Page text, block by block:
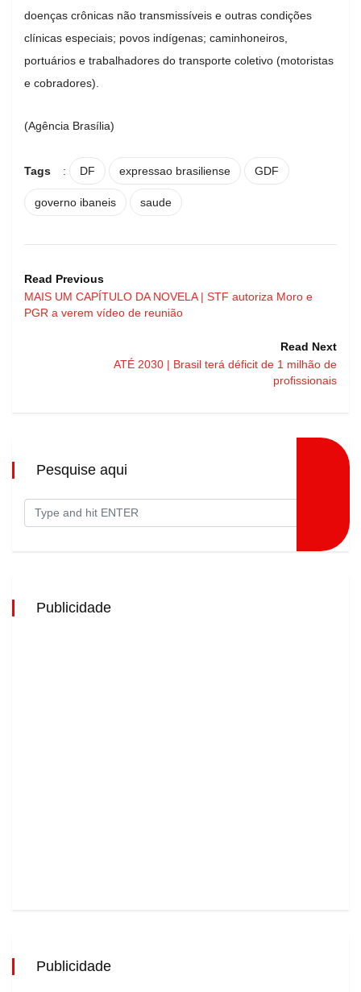
doenças crônicas não transmissíveis e outras condições
clínicas especiais; povos indígenas; caminhoneiros,
portuários e trabalhadores do transporte coletivo (motoristas
e cobradores).
(Agência Brasília)
Tags : DF expressao brasiliense GDF
governo ibaneis saude
Read Previous
MAIS UM CAPÍTULO DA NOVELA | STF autoriza Moro e
PGR a verem vídeo de reunião
Read Next
ATÉ 2030 | Brasil terá déficit de 1 milhão de
profissionais
Pesquise aqui
Publicidade
Publicidade